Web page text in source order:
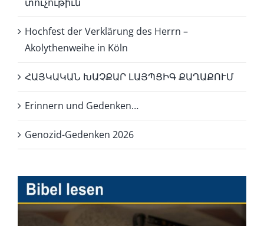
Hochfest der Verklärung des Herrn –
Akolythenweihe in Köln
ՀԱՅԿԱԿԱՆ ԽԱՉՔԱՐ ԼԱՅՊՑԻԳ ՔԱՂԱՔՈՒՄ
Erinnern und Gedenken…
Genozid-Gedenken 2026